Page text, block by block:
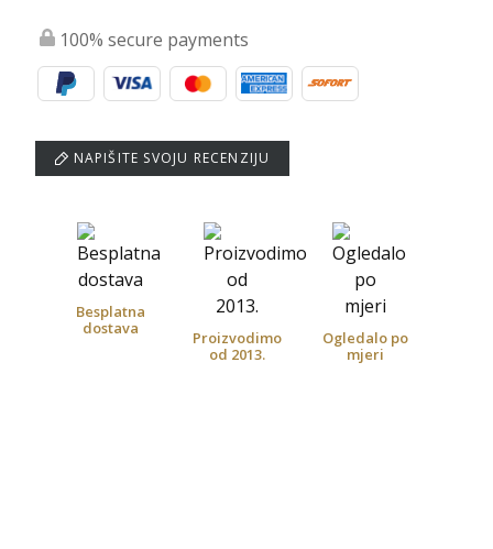
100% secure payments
NAPIŠITE SVOJU RECENZIJU
Besplatna
dostava
Proizvodimo
od 2013.
Ogledalo po
mjeri